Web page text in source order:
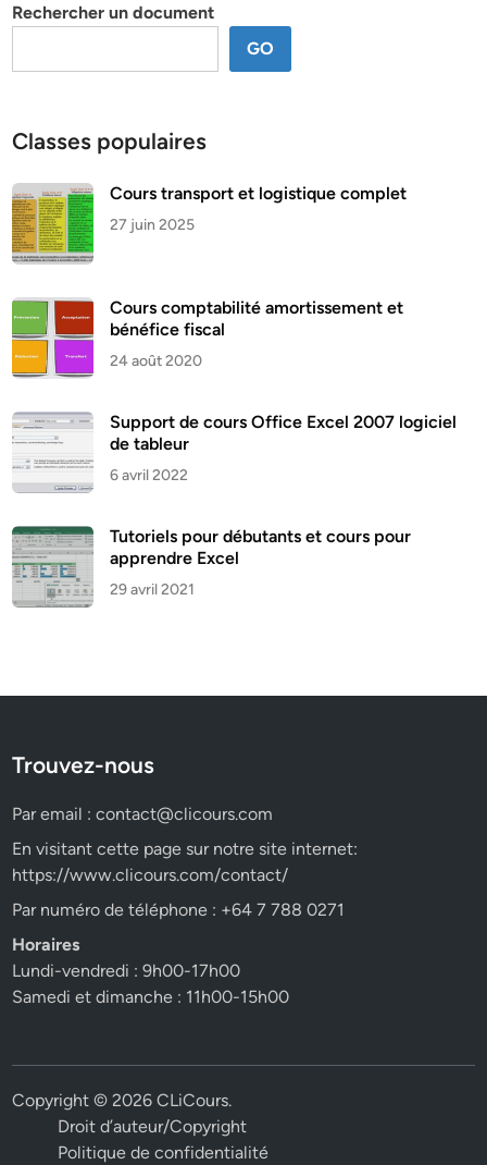
Rechercher un document
GO
Classes populaires
Cours transport et logistique complet
27 juin 2025
Cours comptabilité amortissement et
bénéfice fiscal
24 août 2020
Support de cours Office Excel 2007 logiciel
de tableur
6 avril 2022
Tutoriels pour débutants et cours pour
apprendre Excel
29 avril 2021
Trouvez-nous
Par email :contact@clicours.com
En visitant cette page sur notre site internet:
https://www.clicours.com/contact/
Par numéro de téléphone : +64 7 788 0271
Horaires
Lundi-vendredi : 9h00-17h00
Samedi et dimanche : 11h00-15h00
Copyright © 2026CLiCours.
Droit d’auteur/Copyright
Politique de confidentialité